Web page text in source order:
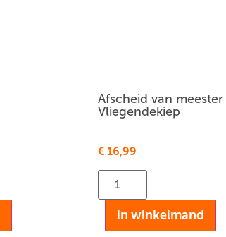
Afscheid van meester
Vliegendekiep
€ 16,99
in winkelmand